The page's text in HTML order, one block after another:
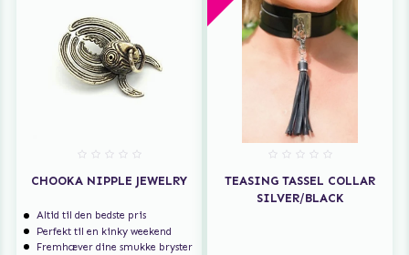
CHOOKA NIPPLE JEWELRY
Altid til den bedste pris
Perfekt til en kinky weekend
Fremhæver dine smukke bryster
TEASING TASSEL COLLAR
SILVER/BLACK